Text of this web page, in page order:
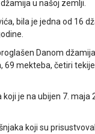
u našoj zemlji.
bila je jedna od 16
Danom
69 mekteba, četiri
je na ubijen 7. maja
koji su